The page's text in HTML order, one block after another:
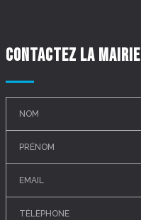
Contactez la mairie